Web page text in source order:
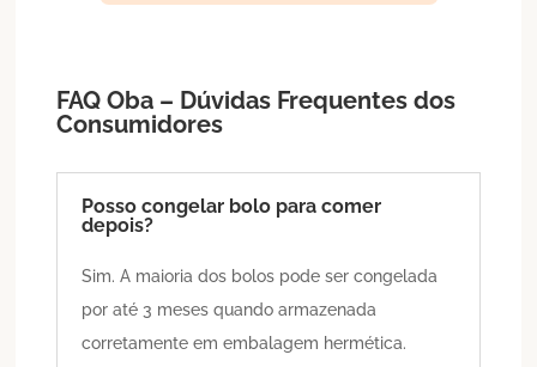
FAQ Oba – Dúvidas Frequentes dos
Consumidores
Posso congelar bolo para comer
depois?
Sim. A maioria dos bolos pode ser congelada
por até 3 meses quando armazenada
corretamente em embalagem hermética.